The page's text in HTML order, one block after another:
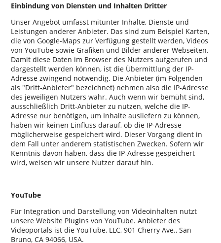
Einbindung von Diensten und Inhalten Dritter
Unser Angebot umfasst mitunter Inhalte, Dienste und
Leistungen anderer Anbieter. Das sind zum Beispiel Karten,
die von Google-Maps zur Verfügung gestellt werden, Videos
von YouTube sowie Grafiken und Bilder anderer Webseiten.
Damit diese Daten im Browser des Nutzers aufgerufen und
dargestellt werden können, ist die Übermittlung der IP-
Adresse zwingend notwendig. Die Anbieter (im Folgenden
als
Dritt-Anbieter bezeichnet) nehmen also die IP-Adresse
des jeweiligen Nutzers wahr. Auch wenn wir bemüht sind,
ausschließlich Dritt-Anbieter zu nutzen, welche die IP-
Adresse nur benötigen, um Inhalte ausliefern zu können,
haben wir keinen Einfluss darauf, ob die IP-Adresse
möglicherweise gespeichert wird. Dieser Vorgang dient in
dem Fall unter anderem statistischen Zwecken. Sofern wir
Kenntnis davon haben, dass die IP-Adresse gespeichert
wird, weisen wir unsere Nutzer darauf hin.
YouTube
Für Integration und Darstellung von Videoinhalten nutzt
unsere Website Plugins von YouTube. Anbieter des
Videoportals ist die YouTube, LLC, 901 Cherry Ave., San
Bruno, CA 94066, USA.